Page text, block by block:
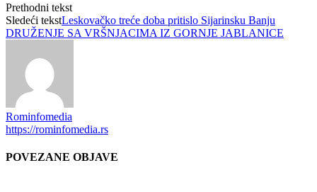
Prethodni tekst
Sledeći tekstLeskovačko treće doba pritislo Sijarinsku Banju
DRUŽENJE SA VRŠNJACIMA IZ GORNJE JABLANICE
Rominfomedia
https://rominfomedia.rs
POVEZANE OBJAVE